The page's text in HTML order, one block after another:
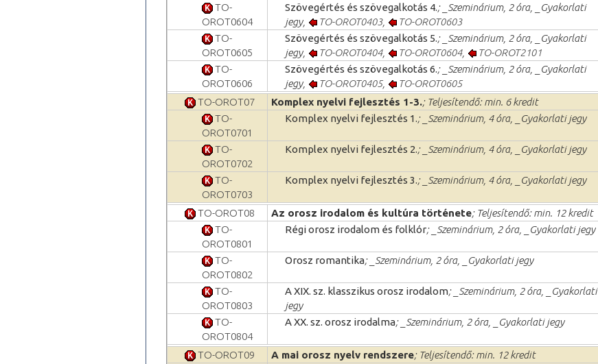
TO-
OROT0604
Szövegértés és szövegalkotás 4.; _Szeminárium, 2 óra, _Gyakorlati
jegy,
TO-OROT0403, TO-OROT0603
TO-
OROT0605
Szövegértés és szövegalkotás 5.; _Szeminárium, 2 óra, _Gyakorlati
jegy,
TO-OROT0404, TO-OROT0604, TO-OROT2101
TO-
OROT0606
Szövegértés és szövegalkotás 6.; _Szeminárium, 2 óra, _Gyakorlati
jegy,
TO-OROT0405, TO-OROT0605
TO-OROT07 Komplex nyelvi fejlesztés 1-3.; Teljesítendő: min. 6 kredit
TO-
OROT0701
Komplex nyelvi fejlesztés 1.; _Szeminárium, 4 óra, _Gyakorlati jegy
TO-
OROT0702
Komplex nyelvi fejlesztés 2.; _Szeminárium, 4 óra, _Gyakorlati jegy
TO-
OROT0703
Komplex nyelvi fejlesztés 3.; _Szeminárium, 4 óra, _Gyakorlati jegy
TO-OROT08 Az orosz irodalom és kultúra története; Teljesítendő: min. 12 kredit
TO-
OROT0801
Régi orosz irodalom és folklór; _Szeminárium, 2 óra, _Gyakorlati jegy
TO-
OROT0802
Orosz romantika; _Szeminárium, 2 óra, _Gyakorlati jegy
TO-
OROT0803
A XIX. sz. klasszikus orosz irodalom; _Szeminárium, 2 óra, _Gyakorlati
jegy
TO-
OROT0804
A XX. sz. orosz irodalma; _Szeminárium, 2 óra, _Gyakorlati jegy
TO-OROT09 A mai orosz nyelv rendszere; Teljesítendő: min. 12 kredit